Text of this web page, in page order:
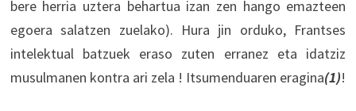
bere herria uztera behartua izan zen hango emazteen
egoera salatzen zuelako). Hura jin orduko, Frantses
intelektual batzuek eraso zuten erranez eta idatziz
musulmanen kontra ari zela ! Itsumenduaren eragina(1)!